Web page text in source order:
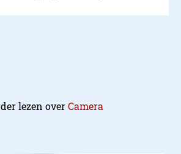
lezen overCamera